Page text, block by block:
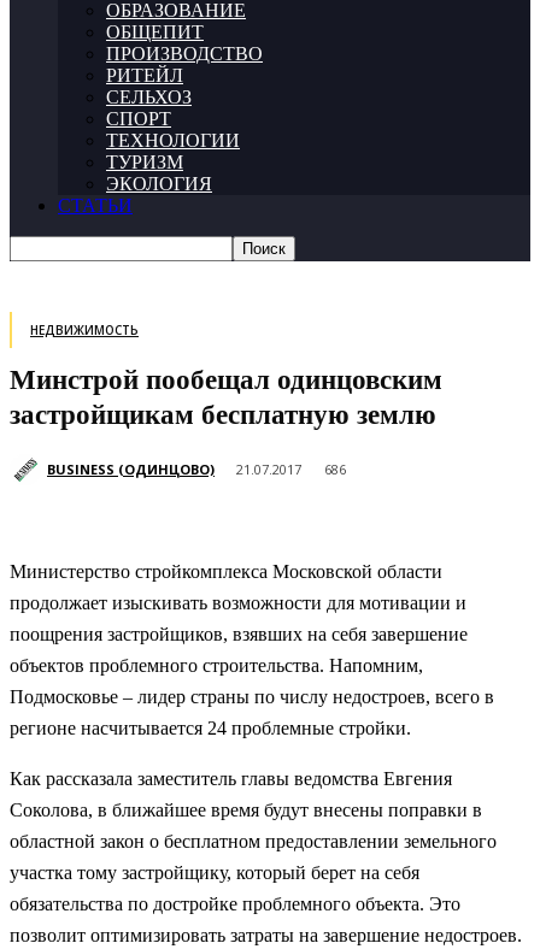
ОБРАЗОВАНИЕ
ОБЩЕПИТ
ПРОИЗВОДСТВО
РИТЕЙЛ
СЕЛЬХОЗ
СПОРТ
ТЕХНОЛОГИИ
ТУРИЗМ
ЭКОЛОГИЯ
СТАТЬИ
НЕДВИЖИМОСТЬ
Минстрой пообещал одинцовским
застройщикам бесплатную землю
BUSINESS (ОДИНЦОВО) 21.07.2017 686
Министерство стройкомплекса Московской области
продолжает изыскивать возможности для мотивации и
поощрения застройщиков, взявших на себя завершение
объектов проблемного строительства. Напомним,
Подмосковье – лидер страны по числу недостроев, всего в
регионе насчитывается 24 проблемные стройки.
Как рассказала заместитель главы ведомства Евгения
Соколова, в ближайшее время будут внесены поправки в
областной закон о бесплатном предоставлении земельного
участка тому застройщику, который берет на себя
обязательства по достройке проблемного объекта. Это
позволит оптимизировать затраты на завершение недостроев.